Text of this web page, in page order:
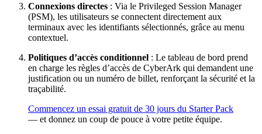
Connexions directes : Via le Privileged Session Manager
(PSM), les utilisateurs se connectent directement aux
terminaux avec les identifiants sélectionnés, grâce au menu
contextuel.
Politiques d’accès conditionnel : Le tableau de bord prend
en charge les règles d’accès de CyberArk qui demandent une
justification ou un numéro de billet, renforçant la sécurité et la
traçabilité.
Commencez un essai gratuit de 30 jours du Starter Pack
— et donnez un coup de pouce à votre petite équipe.